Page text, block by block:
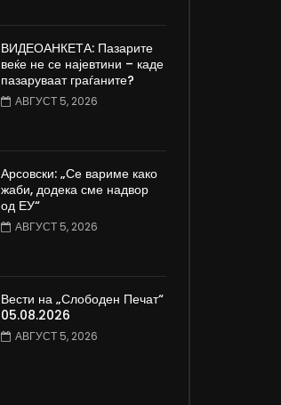
ВИДЕОАНКЕТА: Пазарите
веќе не се најевтини – каде
пазаруваат граѓаните?
АВГУСТ 5, 2026
Арсовски: „Се вариме како
жаби, додека сме надвор
од ЕУ“
АВГУСТ 5, 2026
Вести на „Слободен Печат“
05.08.2026
АВГУСТ 5, 2026